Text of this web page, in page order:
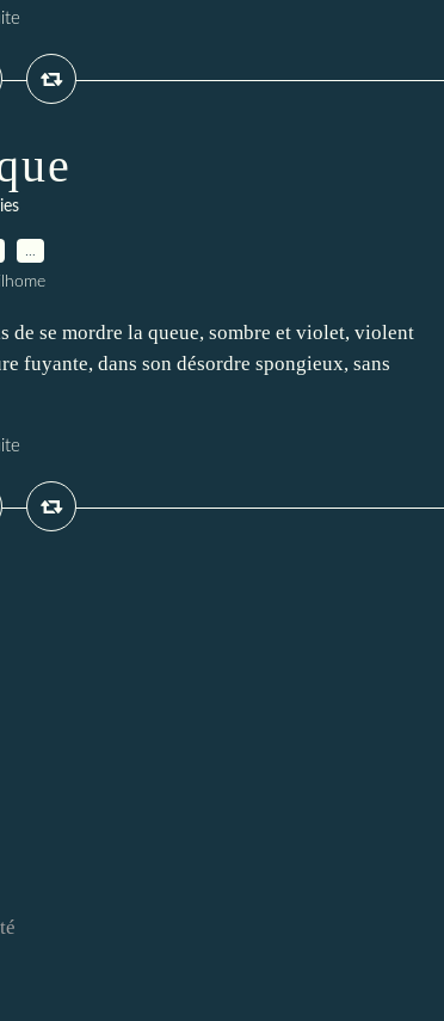
se mordre la queue, sombre et violet, violent
fuyante, dans son désordre spongieux, sans